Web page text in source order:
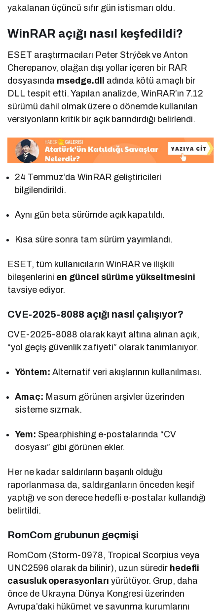
yakalanan üçüncü sıfır gün istismarı oldu.
WinRAR açığı nasıl keşfedildi?
ESET araştırmacıları Peter Strýček ve Anton
Cherepanov, olağan dışı yollar içeren bir RAR
dosyasında msedge.dll
adında kötü amaçlı bir
DLL tespit etti. Yapılan analizde, WinRAR’ın 7.12
sürümü dahil olmak üzere o dönemde kullanılan
versiyonların kritik bir açık barındırdığı belirlendi.
24 Temmuz’da WinRAR geliştiricileri
bilgilendirildi.
Aynı gün beta sürümde açık kapatıldı.
Kısa süre sonra tam sürüm yayımlandı.
ESET, tüm kullanıcıların WinRAR ve ilişkili
bileşenlerini en güncel sürüme yükseltmesini
tavsiye ediyor.
CVE-2025-8088 açığı nasıl çalışıyor?
CVE-2025-8088 olarak kayıt altına alınan açık,
“yol geçiş güvenlik zafiyeti” olarak tanımlanıyor.
Yöntem: Alternatif veri akışlarının kullanılması.
Amaç: Masum görünen arşivler üzerinden
sisteme sızmak.
Yem: Spearphishing e-postalarında “CV
dosyası” gibi görünen ekler.
Her ne kadar saldırıların başarılı olduğu
raporlanmasa da, saldırganların önceden keşif
yaptığı ve son derece hedefli e-postalar kullandığı
belirtildi.
RomCom grubunun geçmişi
RomCom (Storm-0978, Tropical Scorpius veya
UNC2596 olarak da bilinir), uzun süredir hedefli
casusluk operasyonları yürütüyor. Grup, daha
önce de Ukrayna Dünya Kongresi üzerinden
Avrupa’daki hükümet ve savunma kurumlarını